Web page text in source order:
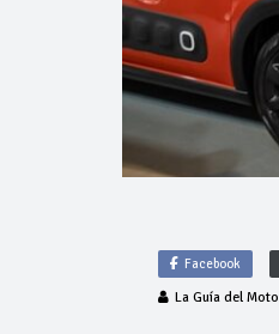
Facebook
La Guía del